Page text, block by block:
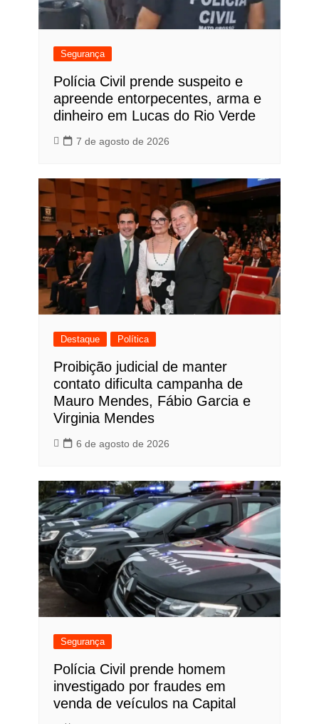
Segurança
Polícia Civil prende suspeito e
apreende entorpecentes, arma e
dinheiro em Lucas do Rio Verde
7 de agosto de 2026
Destaque Política
Proibição judicial de manter
contato dificulta campanha de
Mauro Mendes, Fábio Garcia e
Virginia Mendes
6 de agosto de 2026
Segurança
Polícia Civil prende homem
investigado por fraudes em
venda de veículos na Capital